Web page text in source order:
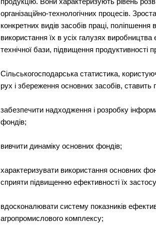
організаційно-технологічних процесів.
конкретних видів засобів праці, поліпшення
використання їх в усіх галузях
технічної бази, підвищення продуктивності
Сільськогосподарська статистика,
рух і збереження основних засобів,
забезпечити надходження і розробку
фондів;
вивчити динаміку основних фондів;
характеризувати використання основних
сприяти підвищенню ефективності їх
вдосконалювати систему показників
агропромислового комплексу;